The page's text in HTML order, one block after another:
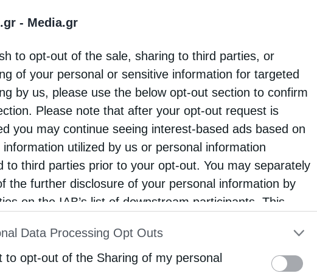
- Media.gr
to opt-out of the sale, sharing to third parties, or
of your personal or sensitive information for targeted
by us, please use the below opt-out section to confirm
Please note that after your opt-out request is
you may continue seeing interest-based ads based on
information utilized by us or personal information
to third parties prior to your opt-out. You may separately
the further disclosure of your personal information by
on the IAB’s list of downstream participants. This
of Downstream Participantsthat may further disclose it to
parties.
Data Processing Opt Outs
to opt-out of the Sharing of my personal
Ησαϊας: ”’Εχουμε ήπιο σχίσμα στους κόλπους
της Κύπρου”
πασιφανές και πέραν πάσης αμφιβολίας
«αυτοκεφαλία» της Εκκλησίας της
τείνει να εξελιχθεί σε μία εκκλησιαστική
η οποία θα χαράξει με απρόβλεπτες συνέπειες
Η
Η